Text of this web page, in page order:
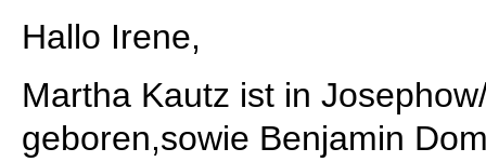
Hallo Irene,
Martha Kautz ist in
geboren,sowie Benjamin